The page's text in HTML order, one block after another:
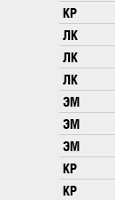
КР
ЛК
ЛК
ЛК
ЭМ
ЭМ
ЭМ
КР
КР